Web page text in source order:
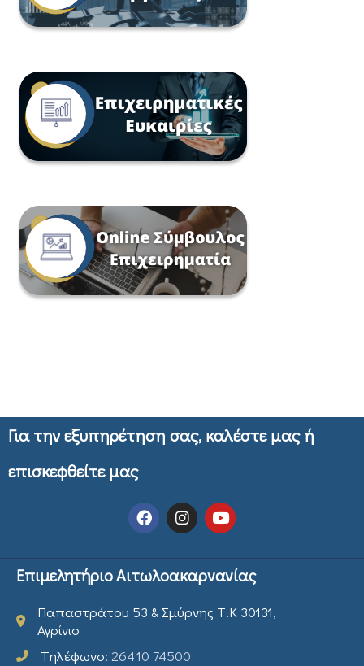
Για την εξυπηρέτηση σας, καλέστε μας ή
επισκεφθείτε μας
Επιμελητήριο Αιτωλοακαρνανίας
Παπαστράτου 53 & Σμύρνης Τ.Κ 30131,
Αγρίνιο
Τηλέφωνο: 26410 74500